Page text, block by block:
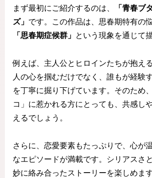
まず最初にご紹介するのは、
「青春ブ
ズ」 です。この作品は、思春期特有の
「思春期症候群」 という現象を通じて
例えば、主人公とヒロインたちが抱え
人の心を掴むだけでなく、誰もが経験
を丁寧に掘り下げています。そのため
コ」に惹かれる方にとっても、共感し
えるでしょう。
さらに、恋愛要素もたっぷりで、心が
なエピソードが満載です。シリアスさ
妙に絡み合ったストーリーを楽しめます